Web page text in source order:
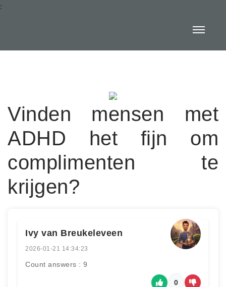
:
Vinden mensen met
ADHD het fijn om
complimenten te
krijgen?
Ivy van Breukeleveen
2026-01-21 14:34:23
Count answers : 9
0